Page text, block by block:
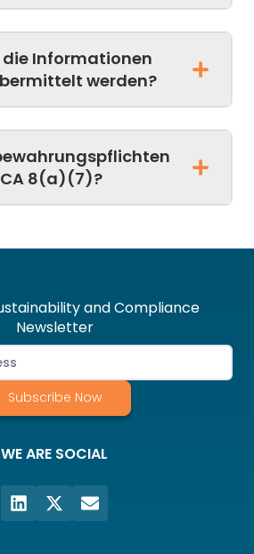
die Informationen
werden?
8(a)(7)?
and Compliance
Newsletter
Subscribe Now
WE ARE SOCIAL